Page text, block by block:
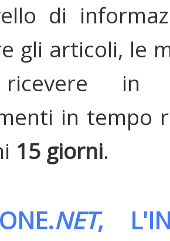
di
gli articoli, le
in
in tempo
15 giorni.
NET,